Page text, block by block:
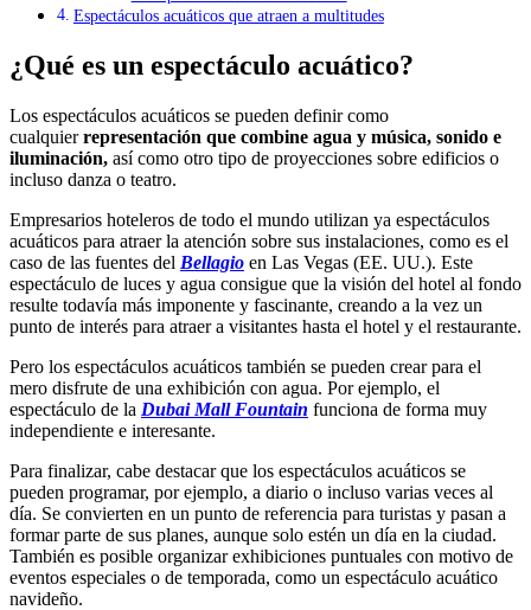
Espectáculos acuáticos que atraen a multitudes
¿Qué es un espectáculo acuático?
Los espectáculos acuáticos se pueden definir como
cualquierrepresentación que combine agua y música, sonido e
iluminación, así como otro tipo de proyecciones sobre edificios o
incluso danza o teatro.
Empresarios hoteleros de todo el mundo utilizan ya espectáculos
acuáticos para atraer la atención sobre sus instalaciones, como es el
caso de las fuentes del Bellagio en Las Vegas (EE. UU.). Este
espectáculo de luces y agua consigue que la visión del hotel al fondo
resulte todavía más imponente y fascinante, creando a la vez un
punto de interés para atraer a visitantes hasta el hotel y el restaurante.
Pero los espectáculos acuáticos también se pueden crear para el
mero disfrute de una exhibición con agua. Por ejemplo, el
espectáculo de la Dubai Mall Fountain funciona de forma muy
independiente e interesante.
Para finalizar, cabe destacar que los espectáculos acuáticos se
pueden programar, por ejemplo, a diario o incluso varias veces al
día. Se convierten en un punto de referencia para turistas y pasan a
formar parte de sus planes, aunque solo estén un día en la ciudad.
También es posible organizar exhibiciones puntuales con motivo de
eventos especiales o de temporada, como un espectáculo acuático
navideño.